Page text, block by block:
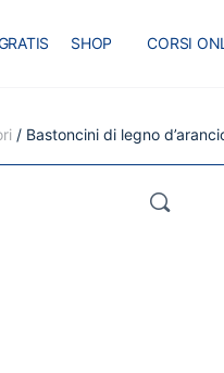
SHOP CORSI
BLOG/ Bastoncini di legno
🔍